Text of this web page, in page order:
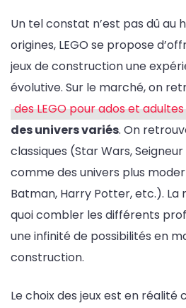
Un tel constat n’est pas dû au
origines, LEGO se propose
jeux de construction une
évolutive. Sur le marché, on
des LEGO pour ados et adultes
des univers variés. On
classiques (Star Wars,
comme des univers plus
Batman, Harry Potter, etc.).
quoi combler les différents
une infinité de possibilités en
construction.
Le choix des jeux est en réalité